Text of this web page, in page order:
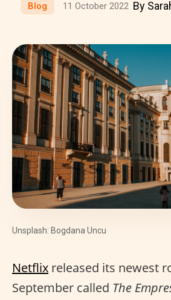
Blog 11 October 2022 By
Unsplash: Bogdana Uncu
Netflix released its newest
September called The